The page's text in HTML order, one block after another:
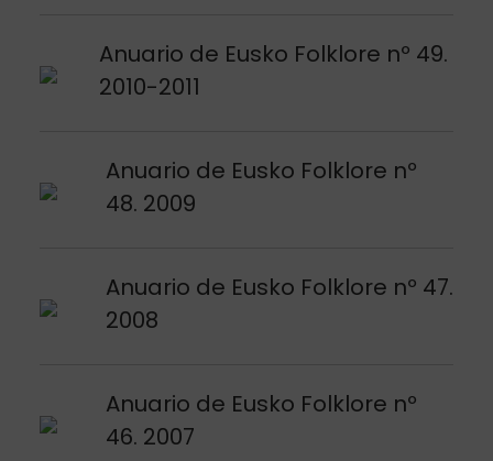
Anuario de Eusko Folklore nº 49.
2010-2011
Argitalpena ikusi
Anuario de Eusko Folklore nº
48. 2009
Argitalpena ikusi
Anuario de Eusko Folklore nº 47.
2008
Argitalpena ikusi
Anuario de Eusko Folklore nº
46. 2007
Argitalpena ikusi